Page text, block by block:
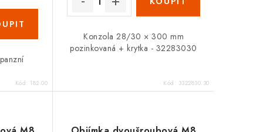
Kód: 182.00
Konzola 28/30 × 300 mm
pozinkovaná + krytka - 32283030
Kód: 3322830.30